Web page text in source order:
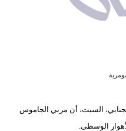
وتكنولوجيا
السبت، أن مربي الجاموس
الوسطى.